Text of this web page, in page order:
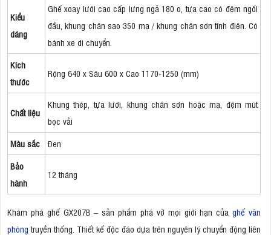
Kiểu
dáng
Ghế xoay lưới cao cấp lưng ngả 180 o, tựa cao có đệm ngối
đầu, khung chân sao 350 mạ / khung chân sơn tĩnh điện. Có
bánh xe di chuyển.
Kích
thước
Rộng 640 x Sâu 600 x Cao 1170-1250 (mm)
Chất liệu
Khung thép, tựa lưới, khung chân sơn hoặc mạ, đệm mút
bọc vải
Màu sắc
Đen
Bảo
hành
12 tháng
Khám phá ghế GX207B – sản phẩm phá vỡ mọi giới hạn củaghế văn
phòng truyền thống. Thiết kế độc đáo dựa trên nguyên lý chuyển động liên